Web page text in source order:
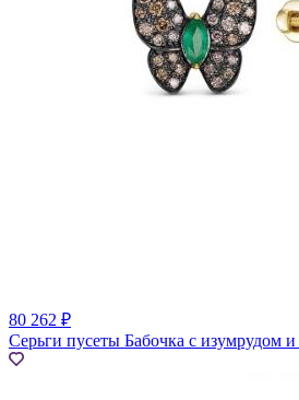
80 262 ₽
Серьги пусеты Бабочка с изумрудом